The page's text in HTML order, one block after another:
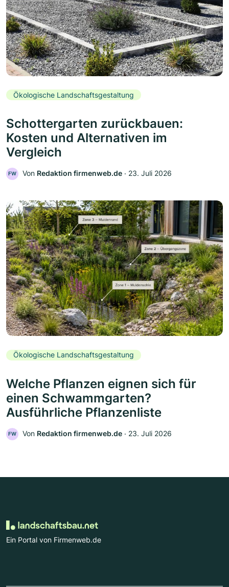
Ökologische Landschaftsgestaltung
Schottergarten zurückbauen:
Kosten und Alternativen im
Vergleich
FW Von Redaktion firmenweb.de ‧ 23. Juli 2026
Ökologische Landschaftsgestaltung
Welche Pflanzen eignen sich für
einen Schwammgarten?
Ausführliche Pflanzenliste
FW Von Redaktion firmenweb.de ‧ 23. Juli 2026
Ein Portal von Firmenweb.de